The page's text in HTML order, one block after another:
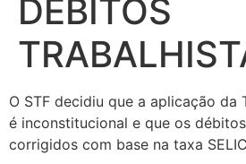
DÉBITOS
O STF decidiu que a aplicação da
é inconstitucional e que os
corrigidos com base na taxa